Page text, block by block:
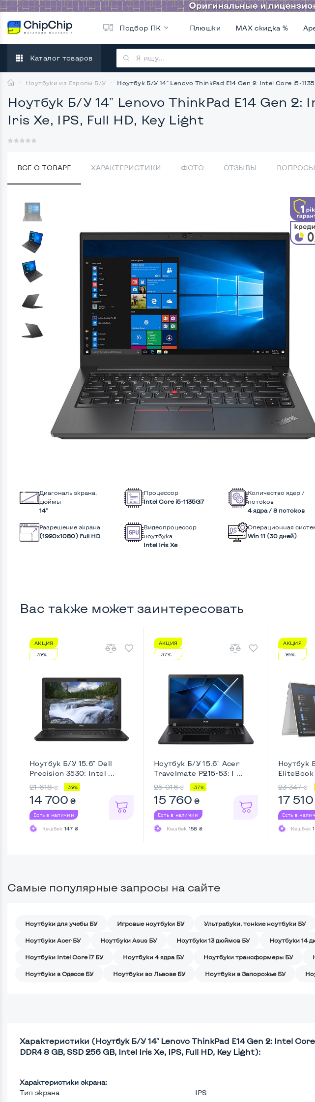
Подбор ПК Плюшки MAX скидка %
Каталог товаров
Ноутбуки из Европы Б/У Ноутбук Б/У 14" Lenovo ThinkPad E14 Gen 2: Intel Core i5-
Ноутбук Б/У 14" Lenovo ThinkPad E14 Gen 2:
Iris Xe, IPS, Full HD, Key Light
ВСЕ О ТОВАРЕ ХАРАКТЕРИСТИКИ ФОТО ОТЗЫВЫ
Диагональ экрана,
дюймы
14"
Процессор
Intel Core i5-1135G7
Количество ядер /
потоков
4 ядра / 8 потоков
Разрешение экрана
(1920х1080) Full HD
Видеопроцессор
ноутбука
Intel Iris Xe
Операционная
Win 11 (30 дней)
Вас также может заинтересовать
АКЦИЯ
-32%
Ноутбук Б/У 15.6" Dell
Precision 3530: Intel ...
21 618 ₴ -32%
14 700 ₴
Есть в наличии
Кешбек 147 ₴
АКЦИЯ
-37%
Ноутбук Б/У 15.6" Acer
Travelmate P215-53: I ...
25 016 ₴ -37%
15 760 ₴
Есть в наличии
Кешбек 158 ₴
АКЦИЯ
-25%
Ноутбук
EliteBook
23 347 ₴
17 510
Есть в
Кешбек
Самые популярные запросы на сайте
Ноутбуки для учебы БУ Игровые ноутбуки БУ Ультрабуки, тонкие ноутбуки БУ
Ноутбуки Acer БУ Ноутбуки Asus БУ Ноутбуки 13 дюймов БУ Ноутбуки 14
Ноутбуки Intel Core i7 БУ Ноутбуки 4 ядра БУ Ноутбуки трансформеры БУ
Ноутбуки в Одессе БУ Ноутбуки во Львове БУ Ноутбуки в Запорожье БУ
Характеристики (Ноутбук Б/У 14" Lenovo ThinkPad E14 Gen 2: Intel Core
DDR4 8 GB, SSD 256 GB, Intel Iris Xe, IPS, Full HD, Key Light):
Характеристики экрана:
Тип экрана
IPS